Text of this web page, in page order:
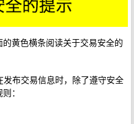
黄色横条阅读关于交易安全的
布交易信息时，除了遵守安全
：